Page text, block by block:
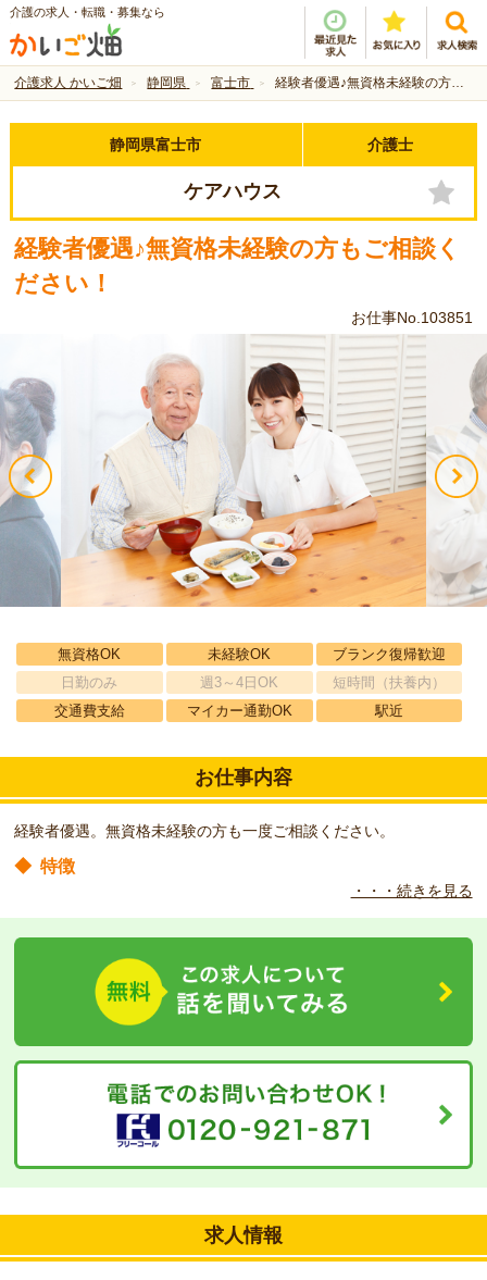
介護の求人・転職・募集なら
介護求人 かいご畑 静岡県 富士市 経験者優遇♪無資格未経験の方もご相談ください！
静岡県富士市 介護士
ケアハウス
経験者優遇♪無資格未経験の方もご相談く
ださい！
お仕事No.103851
無資格OK 未経験OK
ブランク復帰歓迎
日勤のみ
週3～4日OK
短時間（扶養内）
交通費支給
マイカー通勤OK 駅近
お仕事内容
経験者優遇。無資格未経験の方も一度ご相談ください。
◆ 特徴
家族、地域の人々たちとのふれあいを通じて、いろどり豊かな生活
を満喫していただけるよう努めております。
・・・続きを見る
求人情報